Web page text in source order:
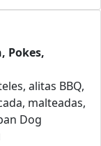
Pokes,
alitas BBQ,
malteadas,
Dog